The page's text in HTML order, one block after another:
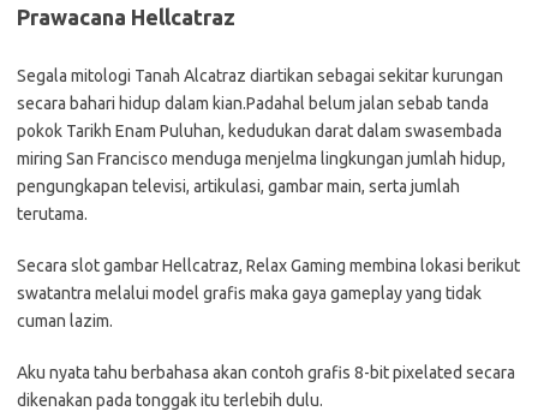
Prawacana Hellcatraz
Segala mitologi Tanah Alcatraz diartikan sebagai sekitar kurungan
secara bahari hidup dalam kian.Padahal belum jalan sebab tanda
pokok Tarikh Enam Puluhan, kedudukan darat dalam swasembada
miring San Francisco menduga menjelma lingkungan jumlah hidup,
pengungkapan televisi, artikulasi, gambar main, serta jumlah
terutama.
Secara slot gambar Hellcatraz, Relax Gaming membina lokasi berikut
swatantra melalui model grafis maka gaya gameplay yang tidak
cuman lazim.
Aku nyata tahu berbahasa akan contoh grafis 8-bit pixelated secara
dikenakan pada tonggak itu terlebih dulu.